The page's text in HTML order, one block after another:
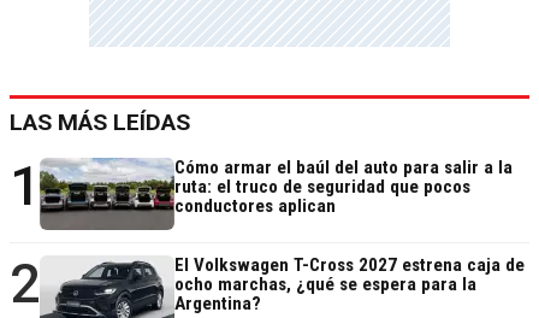
LAS MÁS LEÍDAS
1
Cómo armar el baúl del auto para salir a la
ruta: el truco de seguridad que pocos
conductores aplican
2
El Volkswagen T-Cross 2027 estrena caja de
ocho marchas, ¿qué se espera para la
Argentina?